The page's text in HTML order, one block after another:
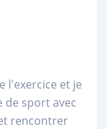
l'exercice et je
de sport avec
rencontrer